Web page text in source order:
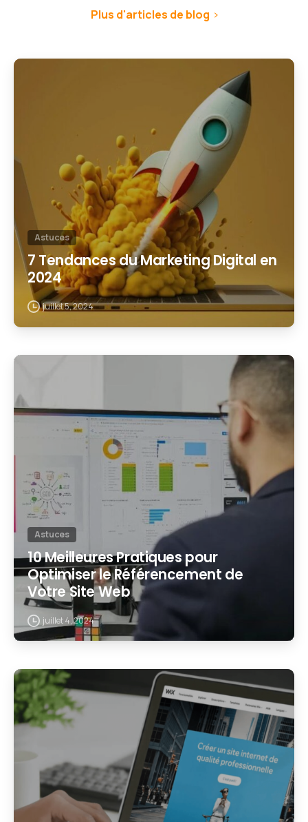
Plus d'articles de blog
Astuces
7 Tendances du Marketing Digital en
2024
juillet 5, 2024
Astuces
10 Meilleures Pratiques pour
Optimiser le Référencement de
Votre Site Web
juillet 4, 2024
2